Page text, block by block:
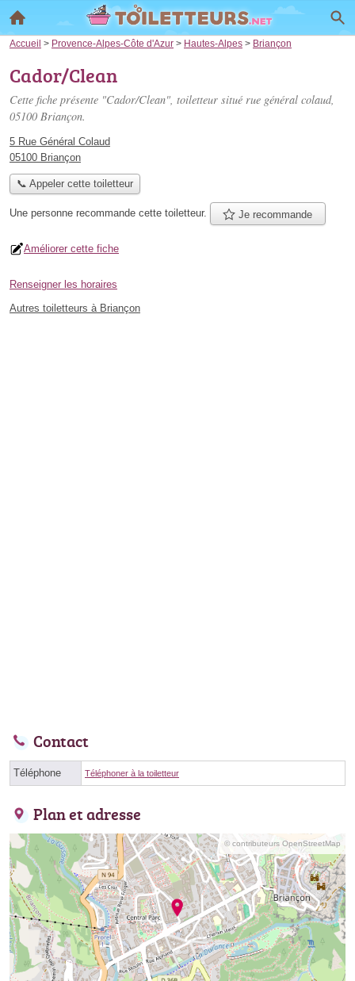
Accueil > Provence-Alpes-Côte d'Azur > Hautes-Alpes > Briançon
Cador/Clean
Cette fiche présente "Cador/Clean", toiletteur situé rue général colaud,
05100 Briançon.
5 Rue Général Colaud
05100 Briançon
📞 Appeler cette toiletteur
Une personne recommande cette toiletteur. Je recommande
Améliorer cette fiche
Renseigner les horaires
Autres toiletteurs à Briançon
Contact
Téléphone Téléphoner à la toiletteur
Plan et adresse
© contributeurs OpenStreetMap